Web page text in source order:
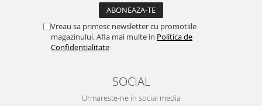
Vreau sa primesc newsletter cu promotiile
magazinului. Afla mai multe in Politica de
Confidentialitate
SOCIAL
Urmareste-ne in social media